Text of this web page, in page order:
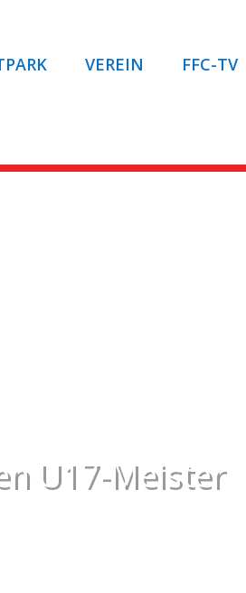
VEREIN FFC-TV
U17-Meister